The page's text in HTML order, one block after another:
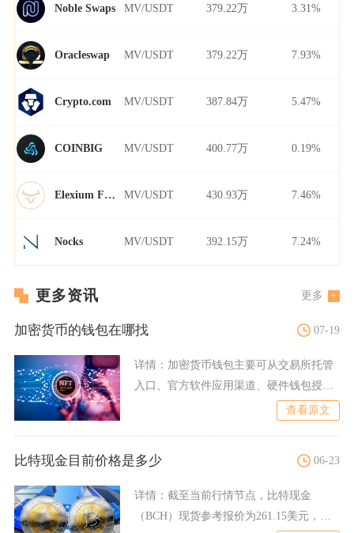
Noble Swaps MV/USDT 379.22万 3.31%
Oracleswap MV/USDT 379.22万 7.93%
Crypto.com MV/USDT 387.84万 5.47%
COINBIG MV/USDT 400.77万 0.19%
Elexium Finance MV/USDT 430.93万 7.46%
Nocks MV/USDT 392.15万 7.24%
更多资讯 更多
加密货币的钱包在哪找 07-19
详情： 加密货币钱包主要可从交易所托管
入口、官方软件应用渠道、硬件钱包授权
查看原文
比特现金目前价格是多少 06-23
详情： 截至当前行情节点，比特现金
（BCH）现货参考报价为261.15美元，折